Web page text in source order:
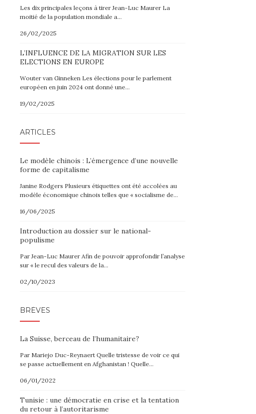
Les dix principales leçons à tirer Jean-Luc Maurer La
moitié de la population mondiale a…
26/02/2025
L’INFLUENCE DE LA MIGRATION SUR LES
ELECTIONS EN EUROPE
Wouter van Ginneken Les élections pour le parlement
européen en juin 2024 ont donné une…
19/02/2025
ARTICLES
Le modèle chinois : L’émergence d’une nouvelle
forme de capitalisme
Janine Rodgers Plusieurs étiquettes ont été accolées au
modèle économique chinois telles que « socialisme de…
16/06/2025
Introduction au dossier sur le national-
populisme
Par Jean-Luc Maurer Afin de pouvoir approfondir l’analyse
sur « le recul des valeurs de la…
02/10/2023
BRÈVES
La Suisse, berceau de l’humanitaire?
Par Mariejo Duc-Reynaert Quelle tristesse de voir ce qui
se passe actuellement en Afghanistan ! Quelle…
06/01/2022
Tunisie : une démocratie en crise et la tentation
du retour à l’autoritarisme